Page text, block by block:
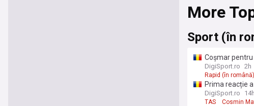
More
Sport (în
Coșmar pentru
DigiSport.ro 2h
Rapid (în română)
Prima reacție
DigiSport.ro 14h
TAS Cosmin